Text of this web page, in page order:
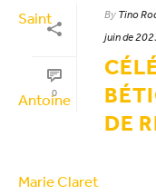
0
By Tino
juin de
DE